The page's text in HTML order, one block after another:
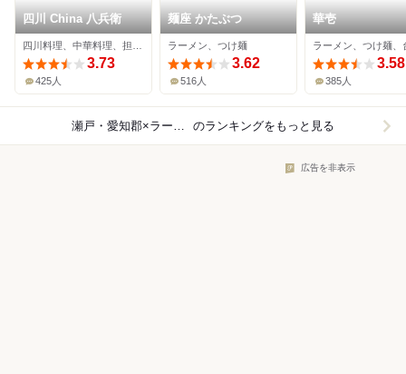
四川 China 八兵衛
3.73
425人
麺座 かたぶつ
ラーメン、つけ麺
3.62
516人
華壱
3.58
385人
瀬戸・愛知郡×ラーメン のランキングをもっと見る
広告を非表示